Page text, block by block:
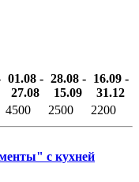
01.08 -
27.08
28.08 -
15.09
16.09 -
31.12
4500 2500 2200
с кухней